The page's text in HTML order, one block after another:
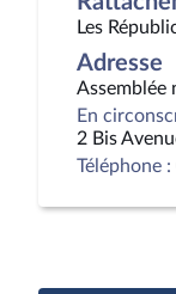
Les
Adresse
Assemblée
En
2 Bis
Téléphone :